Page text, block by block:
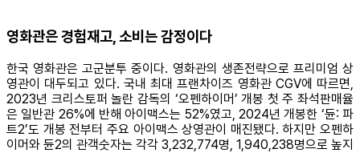
영화관은 경험재고, 소비는 감정이다
한국 영화관은 고군분투 중이다. 영화관의 생존전략으로 프리미엄 상
영관이 대두되고 있다. 국내 최대 프랜차이즈 영화관 CGV에 따르면,
2023년 크리스토퍼 놀란 감독의 ‘오펜하이머’ 개봉 첫 주 좌석판매율
은 일반관 26%에 반해 아이맥스는 52%였고, 2024년 개봉한 ‘듄: 파
트2’도 개봉 전부터 주요 아이맥스 상영관이 매진됐다. 하지만 오펜하
이머와 듄2의 관객숫자는 각각 3,232,774명, 1,940,238명으로 높지